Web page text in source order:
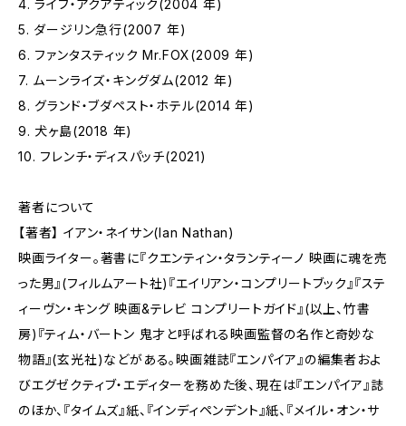
4. ライフ・アクアティック(2004 年)
5. ダージリン急行(2007 年)
6. ファンタスティック Mr.FOX(2009 年)
7. ムーンライズ・キングダム(2012 年)
8. グランド・ブダペスト・ホテル(2014 年)
9. 犬ヶ島(2018 年)
10. フレンチ・ディスパッチ(2021)
著者について
【著者】 イアン・ネイサン(Ian Nathan)
映画ライター。著書に『クエンティン・タランティーノ 映画に魂を売
った男』(フィルムアート社)『エイリアン・コンプリートブック』『ステ
ィーヴン・キング 映画&テレビ コンプリートガイド』(以上、竹書
房)『ティム・バートン 鬼才と呼ばれる映画監督の名作と奇妙な
物語』(玄光社)などがある。映画雑誌『エンパイア』の編集者およ
びエグゼクティブ・エディターを務めた後、現在は『エンパイア』誌
のほか、『タイムズ』紙、『インディペンデント』紙、『メイル・オン・サ